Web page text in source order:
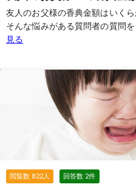
友人のお父様の香典金額はいく
そんな悩みがある質問者の質問
見る
閲覧数 822人 回答数 2件